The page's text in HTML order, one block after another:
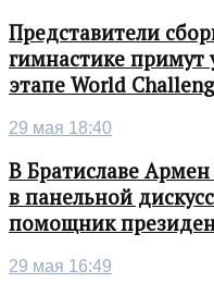
Представители
гимнастике примут
этапе World
29 мая 18:40
В Братиславе
в панельной
помощник
29 мая 16:49